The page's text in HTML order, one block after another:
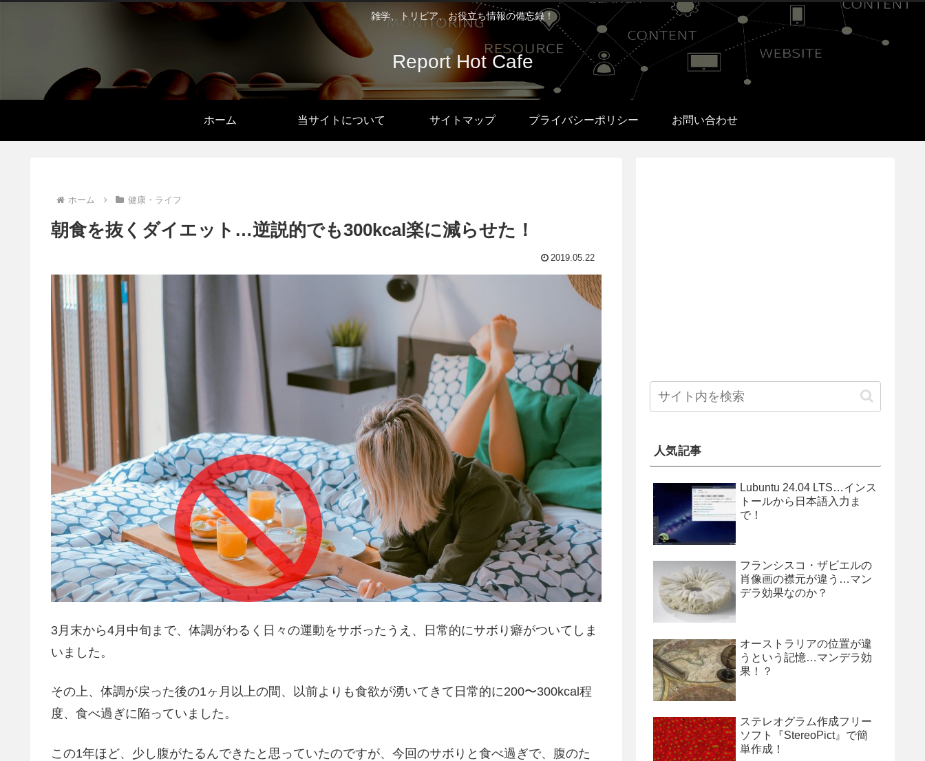
雑学、トリビア、お役立ち情報の備忘録！
Report Hot Cafe
ホーム 当サイトについて サイトマップ プライバシーポリシー お問い合わせ
ホーム 健康・ライフ
朝食を抜くダイエット…逆説的でも300kcal楽に減らせた！
2019.05.22
3月末から4月中旬まで、体調がわるく日々の運動をサボったうえ、日常的にサボり癖がついてしま
いました。
その上、体調が戻った後の1ヶ月以上の間、以前よりも食欲が湧いてきて日常的に200〜300kcal程
度、食べ過ぎに陥っていました。
この1年ほど、少し腹がたるんできたと思っていたのですが、今回のサボりと食べ過ぎで、腹のた
人気記事
Lubuntu 24.04 LTS…インス
トールから日本語入力ま
で！
フランシスコ・ザビエルの
肖像画の襟元が違う…マン
デラ効果なのか？
オーストラリアの位置が違
うという記憶…マンデラ効
果！？
ステレオグラム作成フリー
ソフト『StereoPict』で簡
単作成！